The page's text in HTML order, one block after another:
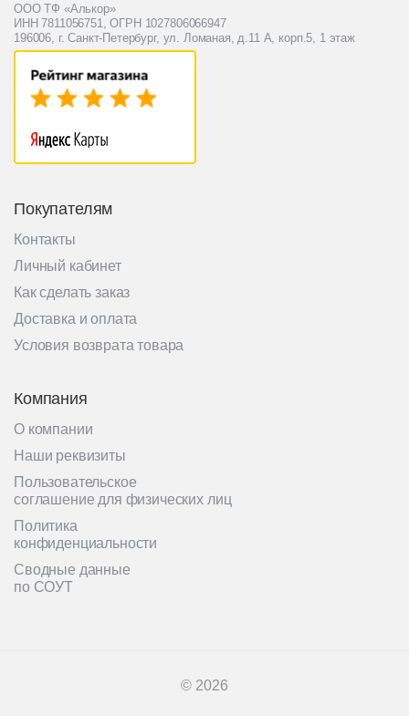
ООО ТФ «Алькор»
ИНН 7811056751, ОГРН 1027806066947
196006, г. Санкт-Петербург, ул. Ломаная, д.11 А, корп.5, 1 этаж
Покупателям
Контакты
Личный кабинет
Как сделать заказ
Доставка и оплата
Условия возврата товара
Компания
О компании
Наши реквизиты
Пользовательское
соглашение для физических лиц
Политика
конфиденциальности
Сводные данные
по СОУТ
© 2026